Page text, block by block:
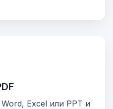
Excel или PPT и